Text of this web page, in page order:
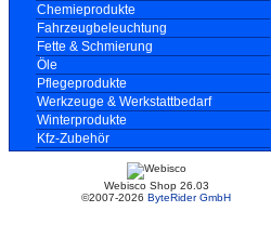
Chemieprodukte
Fahrzeugbeleuchtung
Fette & Schmierung
Öle
Pflegeprodukte
Werkzeuge & Werkstattbedarf
Winterprodukte
Kfz-Zubehör
Webisco Shop 26.03
©2007-2026 ByteRider GmbH